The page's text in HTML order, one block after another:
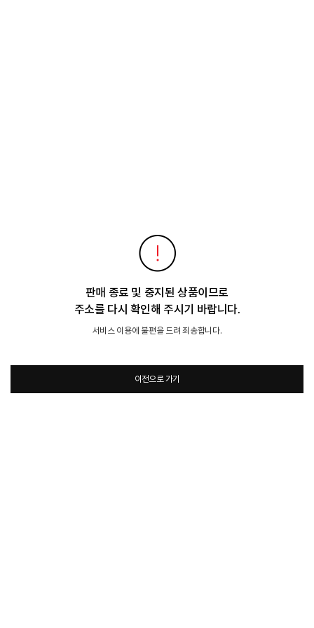
판매 종료 및 중지된 상품이므로
주소를 다시 확인해 주시기 바랍니다.
서비스 이용에 불편을 드려 죄송합니다.
이전으로 가기